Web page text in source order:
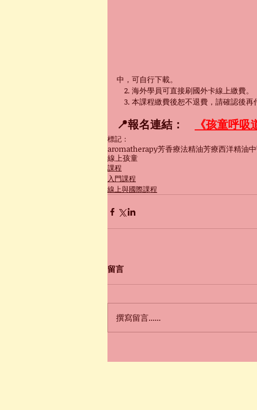
中，可自行下載。
2. 海外學員可直接刷國外卡線上繳費。
3. 本課程繳費後恕不退費，請確認後再
📍報名連結： 《孩童呼吸
標記：
aromatherapy芳香療法精油芳療西洋精油
線上孩童
課程
入門課程
線上與國際課程
留言
撰寫留言......